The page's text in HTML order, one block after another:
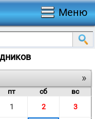
Меню
»
пт сб
вс
1
2 3